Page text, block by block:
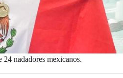
nadadores mexicanos.